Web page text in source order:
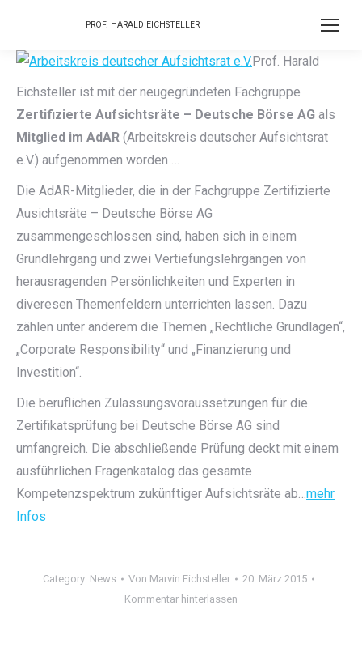
PROF. HARALD EICHSTELLER
Prof. Harald
Eichsteller ist mit der neugegründeten Fachgruppe
Zertifizierte Aufsichtsräte – Deutsche Börse AG als
Mitglied im AdAR (Arbeitskreis deutscher Aufsichtsrat
e.V.) aufgenommen worden …
Die AdAR-Mitglieder, die in der Fachgruppe Zertifizierte
Ausichtsräte – Deutsche Börse AG
zusammengeschlossen sind, haben sich in einem
Grundlehrgang und zwei Vertiefungslehrgängen von
herausragenden Persönlichkeiten und Experten in
diveresen Themenfeldern unterrichten lassen. Dazu
zählen unter anderem die Themen „Rechtliche Grundlagen“,
„Corporate Responsibility“ und „Finanzierung und
Investition“.
Die beruflichen Zulassungsvoraussetzungen für die
Zertifikatsprüfung bei Deutsche Börse AG sind
umfangreich. Die abschließende Prüfung deckt mit einem
ausführlichen Fragenkatalog das gesamte
Kompetenzspektrum zukünftiger Aufsichtsräte ab…mehr
Infos
Category: News Von Marvin Eichsteller
20. März 2015
Kommentar hinterlassen